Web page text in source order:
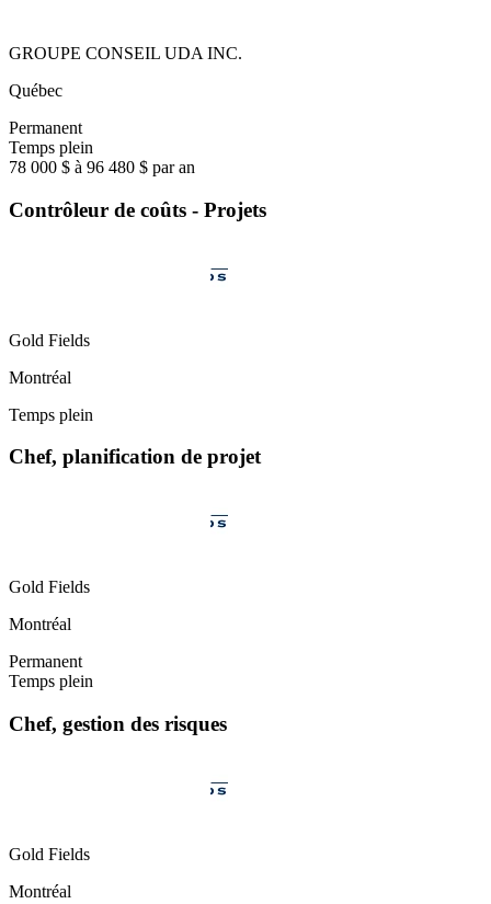
GROUPE CONSEIL UDA INC.
Québec
Permanent
Temps plein
78 000 $ à 96 480 $ par an
Contrôleur de coûts - Projets
Gold Fields
Montréal
Temps plein
Chef, planification de projet
Gold Fields
Montréal
Permanent
Temps plein
Chef, gestion des risques
Gold Fields
Montréal